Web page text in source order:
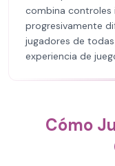
combina controles
progresivamente
jugadores de
experiencia de
Cómo